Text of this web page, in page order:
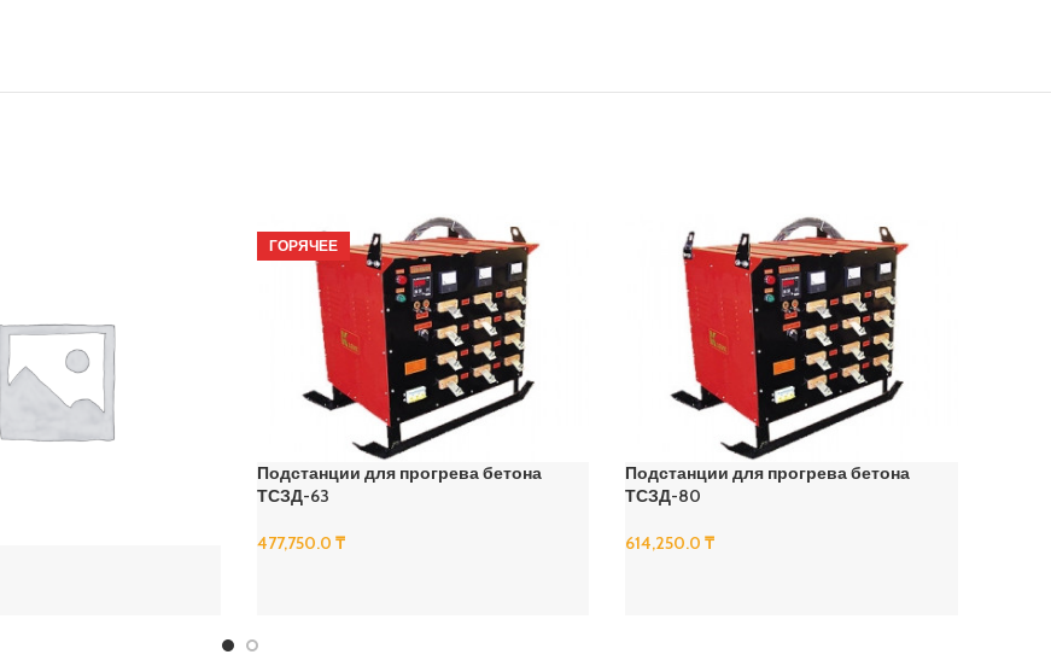
ГОРЯЧЕЕ
Подстанции для прогрева бетона
ТСЗД-63
477,750.0₸
Подстанции для прогрева бетона
ТСЗД-80
614,250.0₸